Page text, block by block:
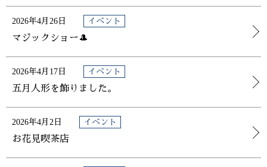
2026年4月26日 イベント
マジックショー🎩
2026年4月17日 イベント
五月人形を飾りました。
2026年4月2日 イベント
お花見喫茶店